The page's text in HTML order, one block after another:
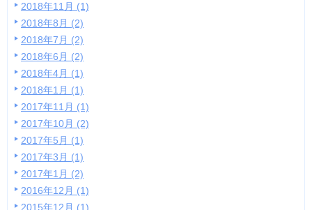
2018年11月 (1)
2018年8月 (2)
2018年7月 (2)
2018年6月 (2)
2018年4月 (1)
2018年1月 (1)
2017年11月 (1)
2017年10月 (2)
2017年5月 (1)
2017年3月 (1)
2017年1月 (2)
2016年12月 (1)
2015年12月 (1)